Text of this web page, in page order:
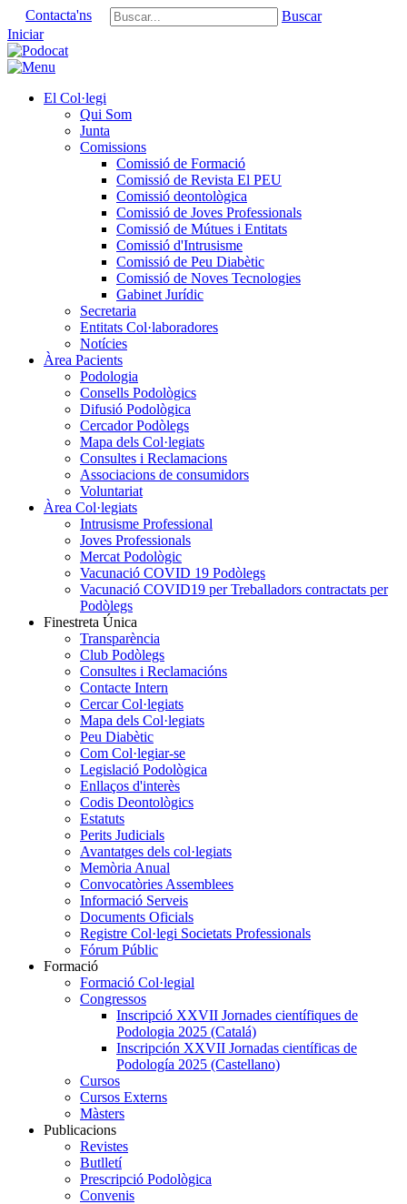
Contacta'ns
Buscar
Iniciar
El Col·legi
Qui Som
Junta
Comissions
Comissió de Formació
Comissió de Revista El PEU
Comissió deontològica
Comissió de Joves Professionals
Comissió de Mútues i Entitats
Comissió d'Intrusisme
Comissió de Peu Diabètic
Comissió de Noves Tecnologies
Gabinet Jurídic
Secretaria
Entitats Col·laboradores
Notícies
Àrea Pacients
Podologia
Consells Podològics
Difusió Podològica
Cercador Podòlegs
Mapa dels Col·legiats
Consultes i Reclamacions
Associacions de consumidors
Voluntariat
Àrea Col·legiats
Intrusisme Professional
Joves Professionals
Mercat Podològic
Vacunació COVID 19 Podòlegs
Vacunació COVID19 per Treballadors contractats per
Podòlegs
Finestreta Única
Transparència
Club Podòlegs
Consultes i Reclamacións
Contacte Intern
Cercar Col·legiats
Mapa dels Col·legiats
Peu Diabètic
Com Col·legiar-se
Legislació Podològica
Enllaços d'interès
Codis Deontològics
Estatuts
Perits Judicials
Avantatges dels col·legiats
Memòria Anual
Convocatòries Assemblees
Informació Serveis
Documents Oficials
Registre Col·legi Societats Professionals
Fórum Públic
Formació
Formació Col·legial
Congressos
Inscripció XXVII Jornades científiques de
Podologia 2025 (Catalá)
Inscripción XXVII Jornadas científicas de
Podología 2025 (Castellano)
Cursos
Cursos Externs
Màsters
Publicacions
Revistes
Butlletí
Prescripció Podològica
Convenis